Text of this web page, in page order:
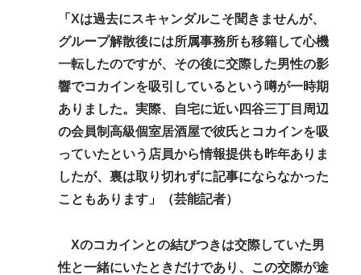
「Xは過去にスキャンダルこそ聞きませんが、
グループ解散後には所属事務所も移籍して心機
一転したのですが、その後に交際した男性の影
響でコカインを吸引しているという噂が一時期
ありました。実際、自宅に近い四谷三丁目周辺
の会員制高級個室居酒屋で彼氏とコカインを吸
っていたという店員から情報提供も昨年ありま
したが、裏は取り切れずに記事にならなかった
こともあります」（芸能記者）
Xのコカインとの結びつきは交際していた男
性と一緒にいたときだけであり、この交際が途